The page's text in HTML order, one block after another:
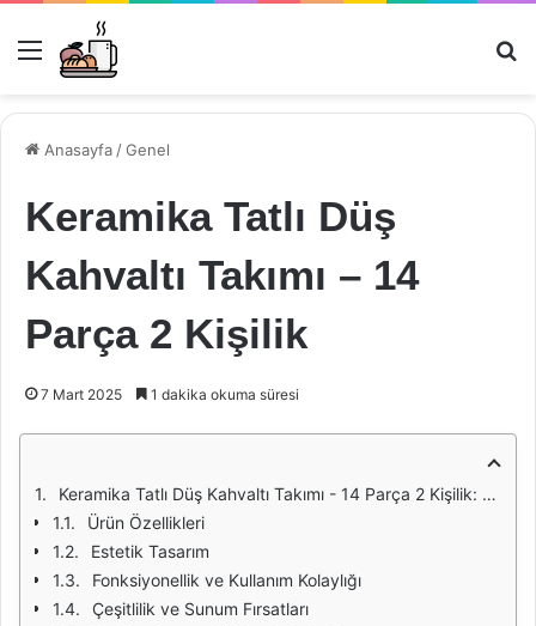
Menü
Anasayfa /Genel
Keramika Tatlı Düş
Kahvaltı Takımı – 14
Parça 2 Kişilik
7 Mart 2025 1 dakika okuma süresi
Keramika Tatlı Düş Kahvaltı Takımı - 14 Parça 2 Kişilik: Şıklığın ve Fonksiyonelliğin Buluştuğu Nokta
Ürün Özellikleri
Estetik Tasarım
Fonksiyonellik ve Kullanım Kolaylığı
Çeşitlilik ve Sunum Fırsatları